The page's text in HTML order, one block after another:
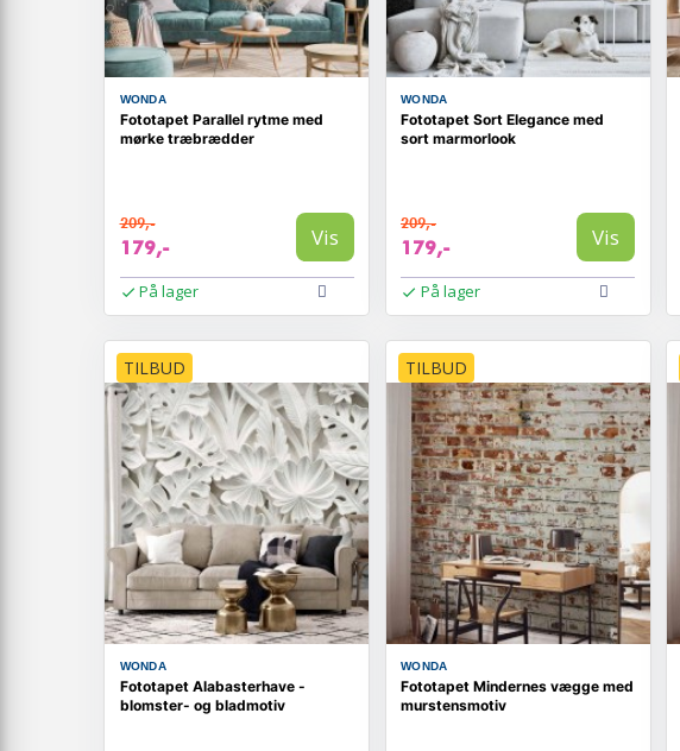
WONDA
Fototapet Parallel rytme med
mørke træbrædder
209,-
179,- Vis
På lager
WONDA
Fototapet Sort Elegance med
sort marmorlook
209,-
179,- Vis
På lager
TILBUD
WONDA
Fototapet Alabasterhave -
blomster- og bladmotiv
TILBUD
WONDA
Fototapet Mindernes vægge med
murstensmotiv